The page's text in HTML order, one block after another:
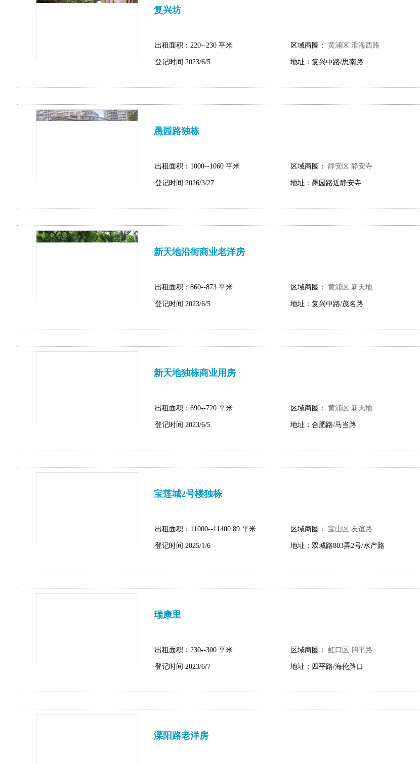
复兴坊
出租面积：220--230 平米 区域商圈： 黄浦区 淮海西路
登记时间 2023/6/5 地址：复兴中路/思南路
愚园路独栋
出租面积：1000--1060 平米 区域商圈： 静安区 静安寺
登记时间 2026/3/27 地址：愚园路近静安寺
新天地沿街商业老洋房
出租面积：860--873 平米 区域商圈： 黄浦区 新天地
登记时间 2023/6/5 地址：复兴中路/茂名路
新天地独栋商业用房
出租面积：690--720 平米 区域商圈： 黄浦区 新天地
登记时间 2023/6/5 地址：合肥路/马当路
宝莲城2号楼独栋
出租面积：11000--11400.89 平米 区域商圈： 宝山区 友谊路
登记时间 2025/1/6 地址：双城路803弄2号/水产路
瑞康里
出租面积：230--300 平米 区域商圈： 虹口区 四平路
登记时间 2023/6/7 地址：四平路/海伦路口
溧阳路老洋房